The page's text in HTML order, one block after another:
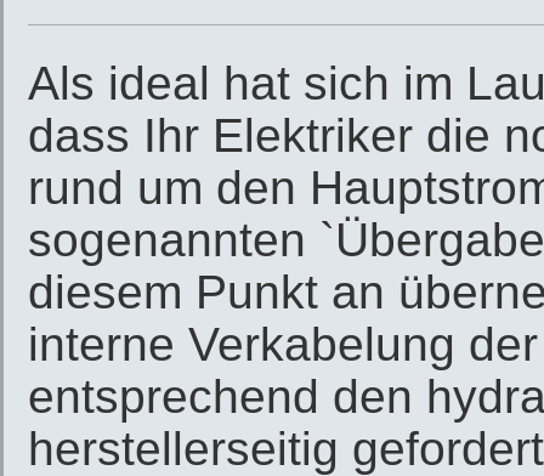
Als ideal hat sich im
dass Ihr Elektriker die
rund um den
sogenannten
diesem Punkt an
interne Verkabelung
entsprechend den
herstellerseitig